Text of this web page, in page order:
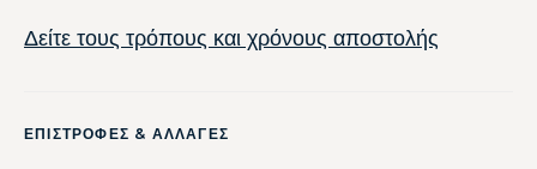
Δείτε τους τρόπους και χρόνους αποστολής
ΕΠΙΣΤΡΟΦΕΣ & ΑΛΛΑΓΕΣ